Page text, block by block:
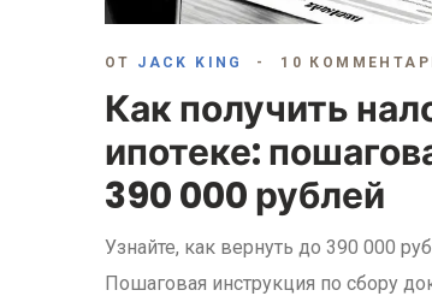
ОТ JACK KING 10
Как получить
ипотеке:
390 000 рублей
Узнайте, как вернуть до 390 000
Пошаговая инструкция по сбору